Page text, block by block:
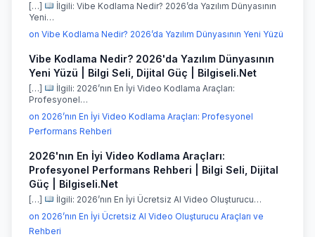
[…]
İlgili: Vibe Kodlama Nedir? 2026’da Yazılım Dünyasının
Yeni…
on Vibe Kodlama Nedir? 2026’da Yazılım Dünyasının Yeni Yüzü
Vibe Kodlama Nedir? 2026'da Yazılım Dünyasının
Yeni Yüzü | Bilgi Seli, Dijital Güç | Bilgiseli.Net
[…]
İlgili: 2026’nın En İyi Video Kodlama Araçları:
Profesyonel…
on 2026’nın En İyi Video Kodlama Araçları: Profesyonel
Performans Rehberi
2026'nın En İyi Video Kodlama Araçları:
Profesyonel Performans Rehberi | Bilgi Seli, Dijital
Güç | Bilgiseli.Net
[…]
İlgili: 2026’nın En İyi Ücretsiz AI Video Oluşturucu…
on 2026’nın En İyi Ücretsiz AI Video Oluşturucu Araçları ve
Rehberi